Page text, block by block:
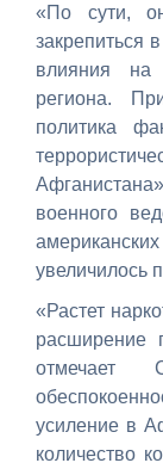
«По сути,
закрепиться
влияния на
региона.
политика
военного
увеличилось
«Растет
расширение
отмечает
усиление в
количество